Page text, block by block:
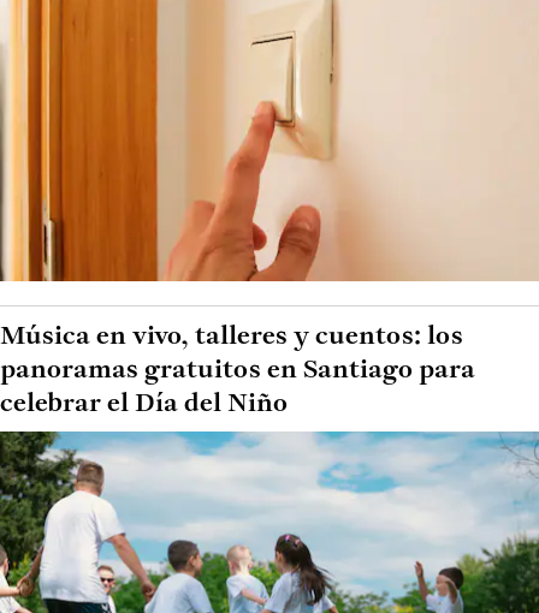
Música en vivo, talleres y cuentos: los
panoramas gratuitos en Santiago para
celebrar el Día del Niño